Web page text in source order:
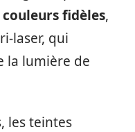
couleurs fidèles,
laser, qui
la lumière de
les teintes